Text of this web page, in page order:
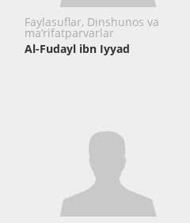
Faylasuflar, Dinshunos va
ma’rifatparvarlar
Al-Fudayl ibn Iyyad